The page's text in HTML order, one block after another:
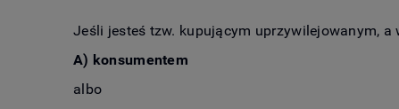
Jeśli jesteś tzw. kupującym uprzywilejowanym, a
A) konsumentem
albo